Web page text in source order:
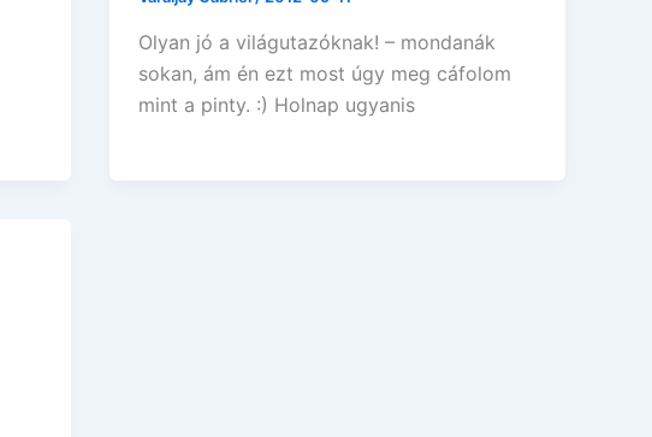
Olyan jó a világutazóknak! – mondanák
sokan, ám én ezt most úgy meg cáfolom
mint a pinty. :) Holnap ugyanis